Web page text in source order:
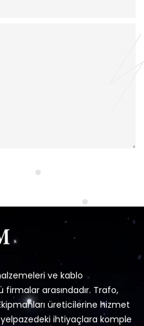
ve kablo
firmalar arasındadır. Trafo,
üreticilerine hizmet
ihtiyaçlara komple